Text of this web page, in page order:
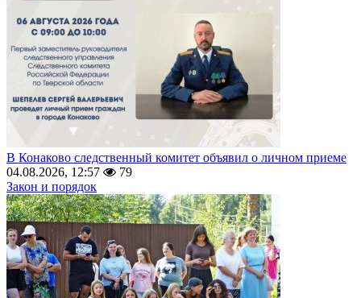
В Конаково следственный комитет объявил о личном приеме
04.08.2026, 12:57
79
Закон и порядок